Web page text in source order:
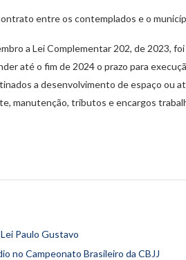
entre os contemplados e o
a Lei Complementar 202, de 2023,
até o fim de 2024 o prazo para
a desenvolvimento de espaço ou
manutenção, tributos e encargos
Paulo Gustavo
no Campeonato Brasileiro da CBJJ